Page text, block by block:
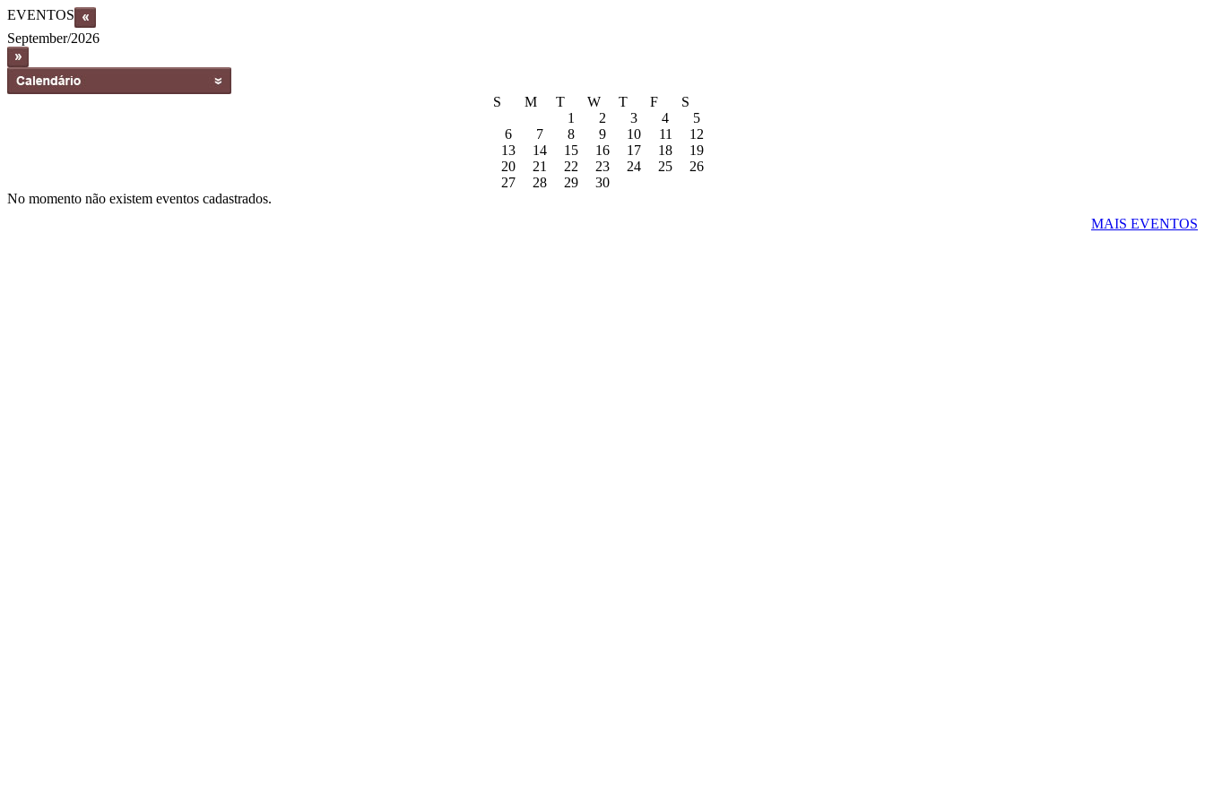
EVENTOS
September/2026
S M T W T F
S
1
2 3 4
5
6
7 8 9 10 11
12
13
14 15 16 17 18
19
20
21 22 23 24 25
26
27
28 29
30
No momento não existem eventos cadastrados.
MAIS EVENTOS